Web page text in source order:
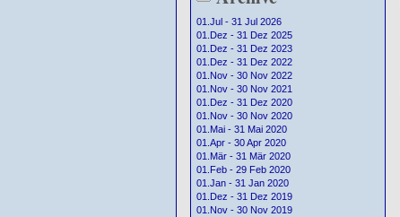
01.Jul - 31 Jul 2026
01.Dez - 31 Dez 2025
01.Dez - 31 Dez 2023
01.Dez - 31 Dez 2022
01.Nov - 30 Nov 2022
01.Nov - 30 Nov 2021
01.Dez - 31 Dez 2020
01.Nov - 30 Nov 2020
01.Mai - 31 Mai 2020
01.Apr - 30 Apr 2020
01.Mär - 31 Mär 2020
01.Feb - 29 Feb 2020
01.Jan - 31 Jan 2020
01.Dez - 31 Dez 2019
01.Nov - 30 Nov 2019